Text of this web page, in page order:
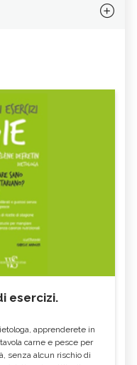
esercizi.
apprenderete in
carne e pesce per
senza alcun rischio di